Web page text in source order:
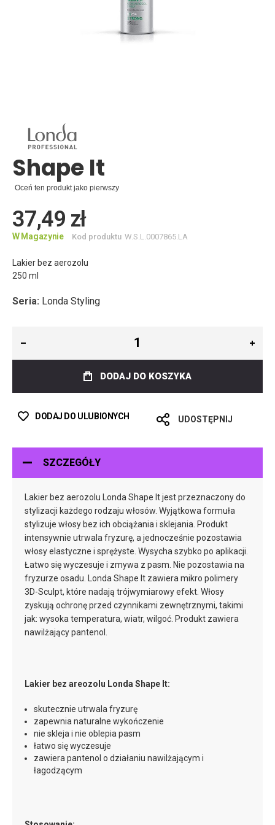
beginning
images
gallery
Shape It
Oceń ten produkt jako pierwszy
37,49 zł
W Magazynie Kod produktu W.S.L.0007865.LA
Lakier bez aerozolu
250 ml
Seria: Londa Styling
DODAJ DO KOSZYKA
DODAJ DO ULUBIONYCH UDOSTĘPNIJ
SZCZEGÓŁY
Lakier bez aerozolu Londa Shape It jest przeznaczony do
stylizacji każdego rodzaju włosów. Wyjątkowa formuła
stylizuje włosy bez ich obciążania i sklejania. Produkt
intensywnie utrwala fryzurę, a jednocześnie pozostawia
włosy elastyczne i sprężyste. Wysycha szybko po aplikacji.
Łatwo się wyczesuje i zmywa z pasm. Nie pozostawia na
fryzurze osadu. Londa Shape It zawiera mikro polimery
3D-Sculpt, które nadają trójwymiarowy efekt. Włosy
zyskują ochronę przed czynnikami zewnętrznymi, takimi
jak: wysoka temperatura, wiatr, wilgoć. Produkt zawiera
nawilżający pantenol.
Lakier bez areozolu Londa Shape It:
skutecznie utrwala fryzurę
zapewnia naturalne wykończenie
nie skleja i nie oblepia pasm
łatwo się wyczesuje
zawiera pantenol o działaniu nawilżającym i
łagodzącym